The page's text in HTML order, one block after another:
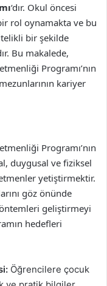
‘dır. Okul öncesi
rol oynamakta ve bu
bir şekilde
Bu makalede,
Programı’nın
kariyer
Programı’nın
duygusal ve fiziksel
yetiştirmektir.
göz önünde
geliştirmeyi
hedefleri
Öğrencilere çocuk